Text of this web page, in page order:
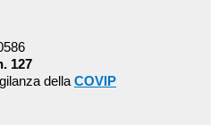
127
della COVIP